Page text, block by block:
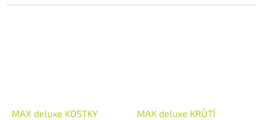
MAX deluxe KOSTKY
MAX deluxe KRŮTÍ